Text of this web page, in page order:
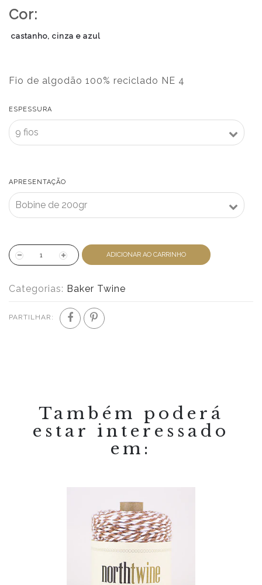
Cor:
castanho, cinza e azul
Fio de algodão 100% reciclado NE 4
ESPESSURA
APRESENTAÇÃO
ADICIONAR AO CARRINHO
Categorias: Baker Twine
PARTILHAR:
Também poderá
estar interessado
em: